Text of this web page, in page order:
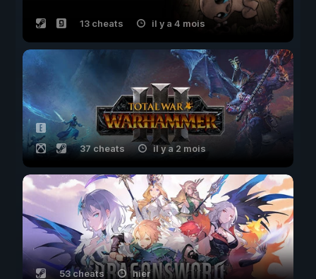
13 cheats il y a 4 mois
37 cheats il y a 2 mois
53 cheats hier